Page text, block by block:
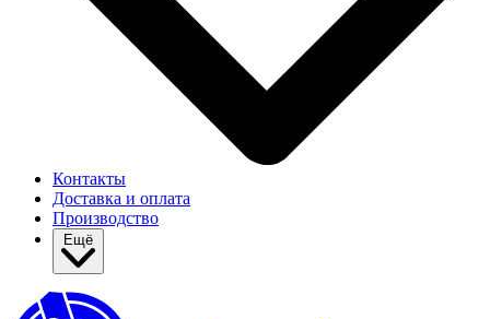
Контакты
Доставка и оплата
Производство